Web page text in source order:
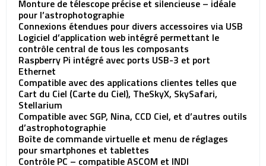
Monture de télescope précise et silencieuse – idéale
pour l’astrophotographie
Connexions étendues pour divers accessoires via USB
Logiciel d’application web intégré permettant le
contrôle central de tous les composants
Raspberry Pi intégré avec ports USB-3 et port
Ethernet
Compatible avec des applications clientes telles que
Cart du Ciel (Carte du Ciel), TheSkyX, SkySafari,
Stellarium
Compatible avec SGP, Nina, CCD Ciel, et d’autres outils
d’astrophotographie
Boîte de commande virtuelle et menu de réglages
pour smartphones et tablettes
Contrôle PC – compatible ASCOM et INDI